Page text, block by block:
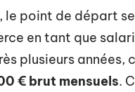
, le point de départ
en tant que
plusieurs
€ brut mensuels.